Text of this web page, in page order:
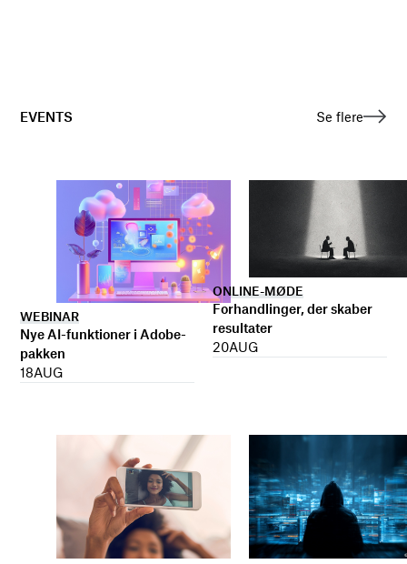
EVENTS Se flere
WEBINAR
Nye AI-funktioner i Adobe-
pakken
18AUG
ONLINE-MØDE
Forhandlinger, der skaber
resultater
20AUG